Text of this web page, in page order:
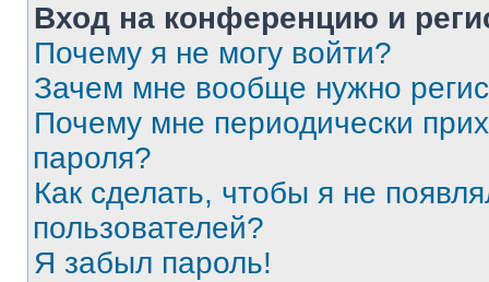
Вход на конференцию и
Почему я не могу войти?
Зачем мне вообще нужно
Почему мне периодически
пароля?
Как сделать, чтобы я не
пользователей?
Я забыл пароль!